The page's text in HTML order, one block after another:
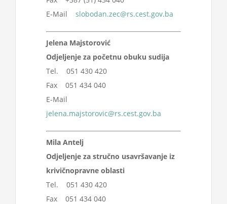
Projekti
Novosti
Kontakt
E-Mail
slobodan.zec@rs.cest.gov.ba
Jelena Majstorović
Odjeljenje za početnu obuku sudija
Tel. 051 430 420
Fax 051 434 040
E-Mail
jelena.majstorovic@rs.cest.gov.ba
Mila Antelj
Odjeljenje za stručno usavršavanje iz
krivičnopravne oblasti
Tel. 051 430 420
Fax 051 434 040